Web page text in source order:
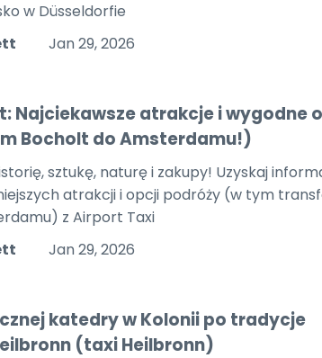
w Düsseldorfie
Jan 29, 2026
Najciekawsze atrakcje i wygodne
Bocholt do Amsterdamu!)
sztukę, naturę i zakupy! Uzyskaj
atrakcji i opcji podróży (w tym
z Airport Taxi
Jan 29, 2026
katedry w Kolonii po tradycje
(taxi Heilbronn)